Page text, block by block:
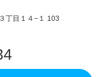
丁目１４−１ 103